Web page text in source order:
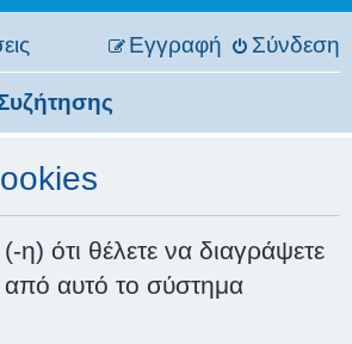
Σύνδεση
Εγγραφή
η) ότι θέλετε να διαγράψετε
αυτό το σύστημα